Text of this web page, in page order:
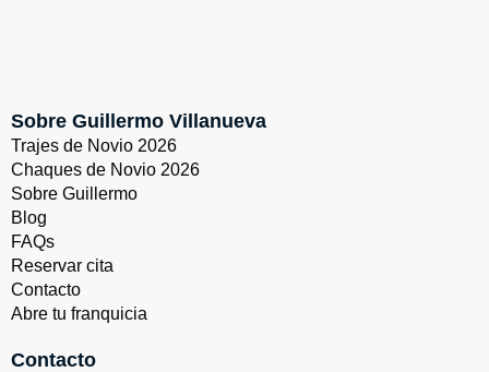
Sobre Guillermo Villanueva
Trajes de Novio 2026
Chaques de Novio 2026
Sobre Guillermo
Blog
FAQs
Reservar cita
Contacto
Abre tu franquicia
Contacto